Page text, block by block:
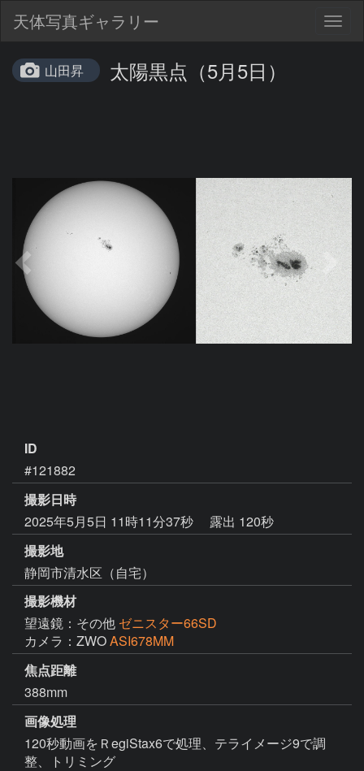
天体写真ギャラリー
山田昇 太陽黒点（5月5日）
ID
#121882
撮影日時
2025年5月5日 11時11分37秒
露出 120秒
撮影地
静岡市清水区（自宅）
撮影機材
望遠鏡：その他 ゼニスター66SD
カメラ：ZWOASI678MM
焦点距離
388mm
画像処理
120秒動画をＲegiStax6で処理、テライメージ9で調
整、トリミング